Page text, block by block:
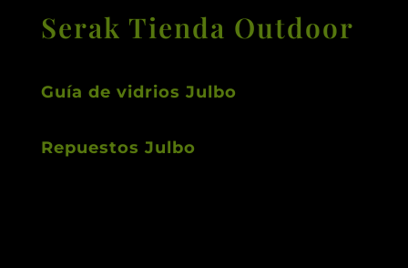
Serak Tienda Outdoor
Guía de vidrios Julbo
Repuestos Julbo